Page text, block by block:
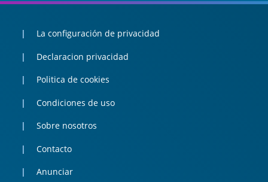
La configuración de privacidad
Declaracion privacidad
Politica de cookies
Condiciones de uso
Sobre nosotros
Contacto
Anunciar